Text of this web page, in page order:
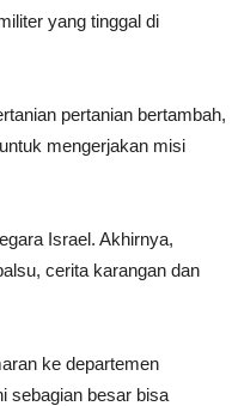
yang tinggal di
pertanian bertambah,
mengerjakan misi
Israel. Akhirnya,
cerita karangan dan
ke departemen
sebagian besar bisa